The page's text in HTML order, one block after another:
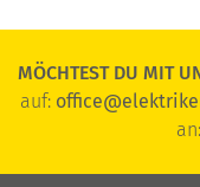
MÖCHTEST DU MIT
auf:
an: